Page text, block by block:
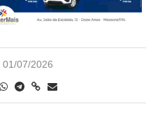
01/07/2026